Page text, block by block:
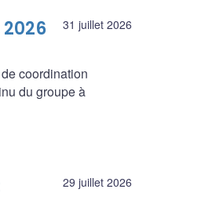
31 juillet 2026
coordination
du groupe à
29 juillet 2026